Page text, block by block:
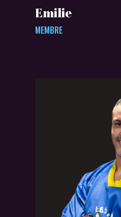
Emilie
MEMBRE